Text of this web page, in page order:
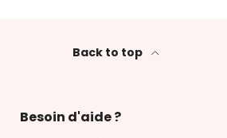
Back to top
Besoin d'aide ?